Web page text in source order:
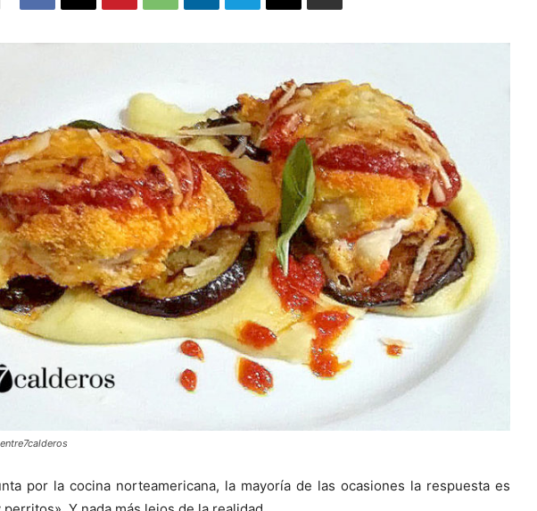
por la cocina norteamericana, la mayoría de las ocasiones la respuesta es